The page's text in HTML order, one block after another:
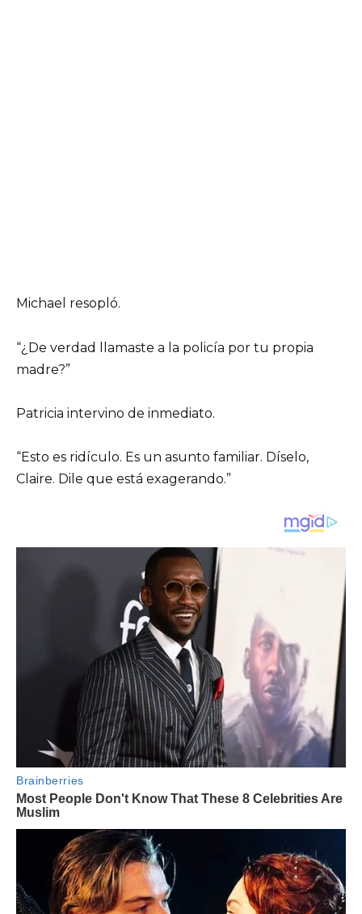
Michael resopló.
“¿De verdad llamaste a la policía por tu propia
madre?”
Patricia intervino de inmediato.
“Esto es ridículo. Es un asunto familiar. Díselo,
Claire. Dile que está exagerando.”